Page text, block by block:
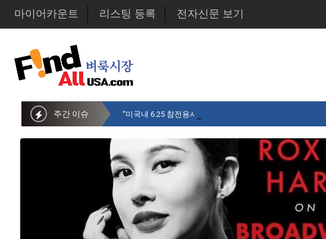
마이어카운트 리스팅 등록 전자신문 보기
주간 이슈 “미국내 6.25 참전용사 중 14만명만 생존…180만명 중 8% 수준